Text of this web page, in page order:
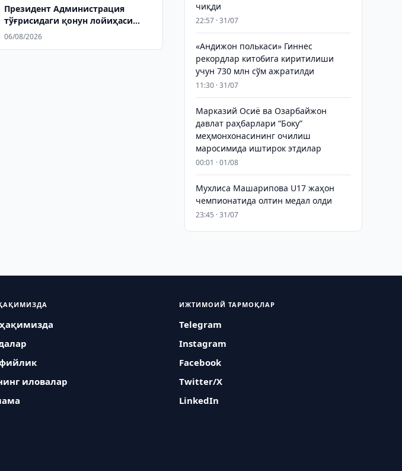
Президент Администрация
тўғрисидаги қонун лойиҳаси
Сенатга юборилди
06/08/2026
чиқди
22:57 · 31/07
«Андижон полькаси» Гиннес
рекордлар китобига киритилиши
учун 730 млн сўм ажратилди
11:30 · 31/07
Марказий Осиё ва Озарбайжон
давлат раҳбарлари “Боку”
меҳмонхонасининг очилиш
маросимида иштирок этдилар
00:01 · 01/08
Мухлиса Машарипова U17 жаҳон
чемпионатида олтин медал олди
23:45 · 31/07
иловалар
ИЖТИМОИЙ ТАРМОҚЛАР
Telegram
Instagram
Facebook
Twitter/X
LinkedIn